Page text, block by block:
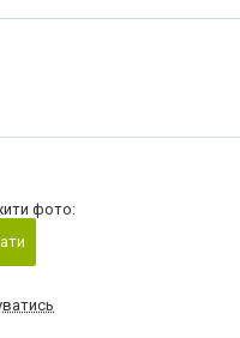
фото: